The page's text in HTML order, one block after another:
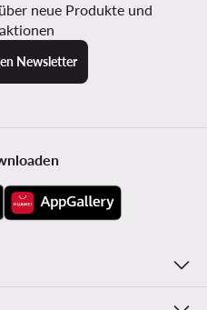
neue Produkte und
Newsletter